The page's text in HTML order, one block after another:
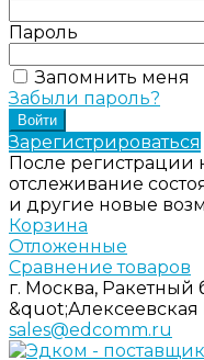
Пароль
Запомнить меня
Забыли пароль?
Зарегистрироваться
После регистрации
отслеживание
и другие новые
Корзина
Отложенные
Сравнение товаров
г. Москва, Ракетный
sales@edcomm.ru